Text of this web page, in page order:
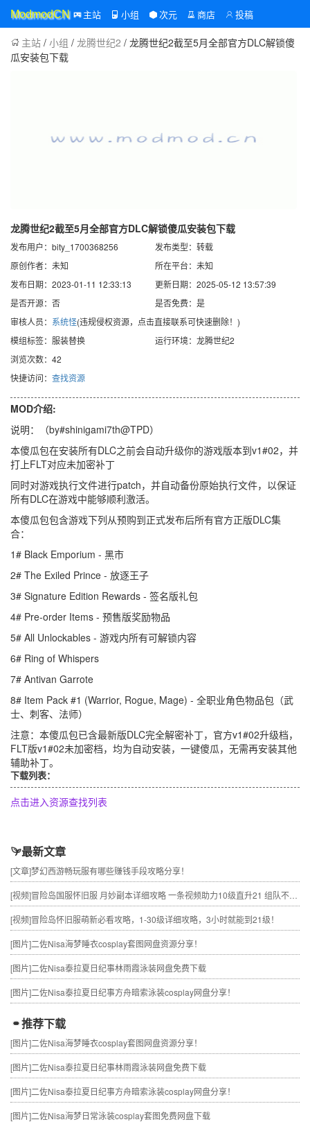
ModmodCN 主站 小组 次元 商店 投稿
主站 / 小组 / 龙腾世纪2 / 龙腾世纪2截至5月全部官方DLC解锁傻
瓜安装包下载
龙腾世纪2截至5月全部官方DLC解锁傻瓜安装包下载
发布用户：bity_1700368256
发布类型：转载
原创作者：未知
所在平台：未知
发布日期：2023-01-11 12:33:13
更新日期：2025-05-12 13:57:39
是否开源：否
是否免费：是
审核人员： 系统怪(违规侵权资源，点击直接联系可快速删除！)
模组标签：服装替换
运行环境：龙腾世纪2
浏览次数：42
快捷访问： 查找资源
MOD介绍:
说明：（by#shinigami7th@TPD）
本傻瓜包在安装所有DLC之前会自动升级你的游戏版本到v1#02，并
打上FLT对应未加密补丁
同时对游戏执行文件进行patch，并自动备份原始执行文件，以保证
所有DLC在游戏中能够顺利激活。
本傻瓜包包含游戏下列从预购到正式发布后所有官方正版DLC集
合：
1# Black Emporium - 黑市
2# The Exiled Prince - 放逐王子
3# Signature Edition Rewards - 签名版礼包
4# Pre-order Items - 预售版奖励物品
5# All Unlockables - 游戏内所有可解锁内容
6# Ring of Whispers
7# Antivan Garrote
8# Item Pack #1 (Warrior, Rogue, Mage) - 全职业角色物品包（武
士、刺客、法师）
注意：本傻瓜包已含最新版DLC完全解密补丁，官方v1#02升级档，
FLT版v1#02未加密档，均为自动安装，一键傻瓜，无需再安装其他
辅助补丁。
下载列表：
点击进入资源查找列表
最新文章
[文章]梦幻西游畅玩服有哪些赚钱手段攻略分享！
[视频]冒险岛国服怀旧服 月妙副本详细攻略 一条视频助力10级直升21 组队不求人
[视频]冒险岛怀旧服萌新必看攻略，1-30级详细攻略，3小时就能到21级！
[图片]二佐Nisa海梦睡衣cosplay套图网盘资源分享！
[图片]二佐Nisa泰拉夏日纪事林雨霞泳装网盘免费下载
[图片]二佐Nisa泰拉夏日纪事方舟暗索泳装cosplay网盘分享！
推荐下载
[图片]二佐Nisa海梦睡衣cosplay套图网盘资源分享！
[图片]二佐Nisa泰拉夏日纪事林雨霞泳装网盘免费下载
[图片]二佐Nisa泰拉夏日纪事方舟暗索泳装cosplay网盘分享！
[图片]二佐Nisa海梦日常泳装cosplay套图免费网盘下载